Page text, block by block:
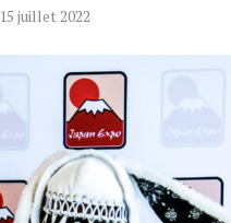
15 juillet 2022